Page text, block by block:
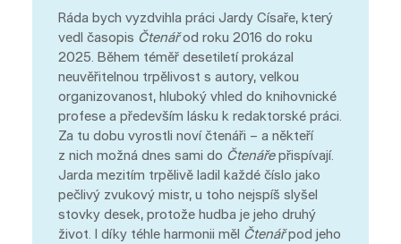
Ráda bych vyzdvihla práci Jardy Císaře, který
vedl časopis Čtenářod roku 2016 do roku
2025. Během téměř desetiletí prokázal
neuvěřitelnou trpělivost s autory, velkou
organizovanost, hluboký vhled do knihovnické
profese a především lásku k redaktorské práci.
Za tu dobu vyrostli noví čtenáři – a někteří
z nich možná dnes sami do Čtenářepřispívají.
Jarda mezitím trpělivě ladil každé číslo jako
pečlivý zvukový mistr, u toho nejspíš slyšel
stovky desek, protože hudba je jeho druhý
život. I díky téhle harmonii měl Čtenářpod jeho